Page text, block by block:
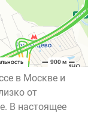
в Москве и
от
В настоящее